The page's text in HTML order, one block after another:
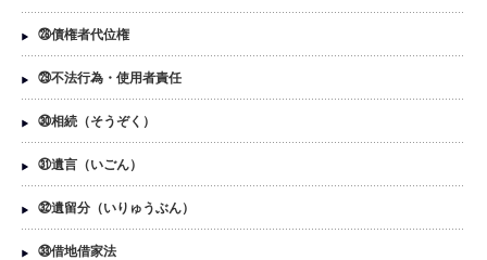
㉘債権者代位権
㉙不法行為・使用者責任
㉚相続（そうぞく）
㉛遺言（いごん）
㉜遺留分（いりゅうぶん）
㉝借地借家法